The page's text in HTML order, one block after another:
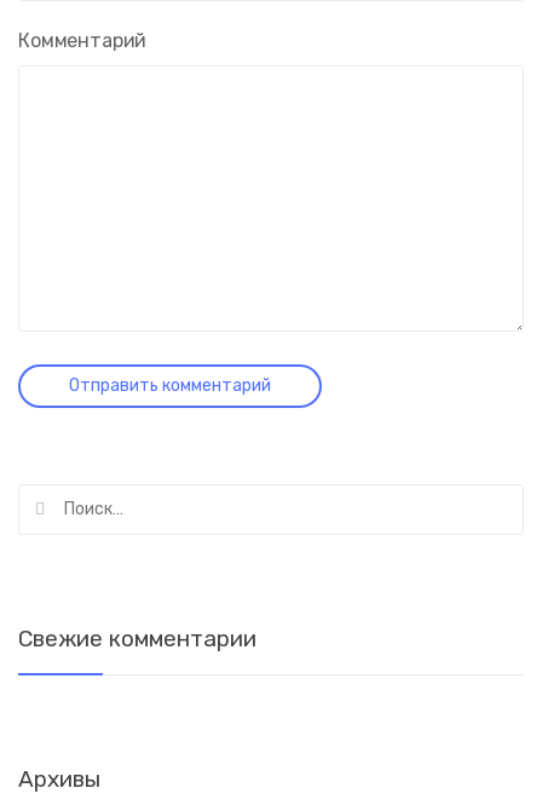
Комментарий
Свежие комментарии
Архивы